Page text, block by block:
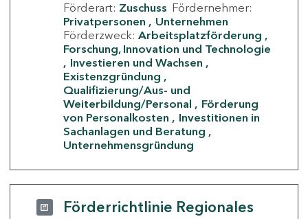
Förderart: Zuschuss Fördernehmer:
Privatpersonen
Unternehmen
Förderzweck: Arbeitsplatzförderung
Forschung, Innovation und Technologie
Investieren und Wachsen
Existenzgründung
Qualifizierung/Aus- und
Weiterbildung/Personal
Förderung
von Personalkosten
Investitionen in
Sachanlagen und Beratung
Unternehmensgründung
Förderrichtlinie Regionales